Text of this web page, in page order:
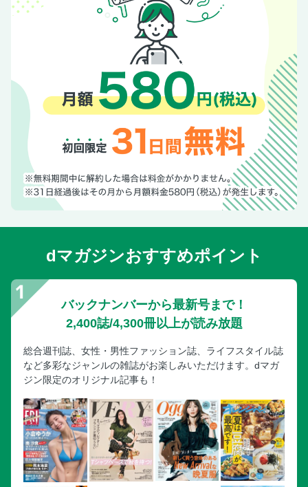
dマガジンおすすめポイント
バックナンバーから最新号まで！
2,400誌/4,300冊以上が読み放題
総合週刊誌、女性・男性ファッション誌、ライフスタイル誌
など多彩なジャンルの雑誌がお楽しみいただけます。dマガ
ジン限定のオリジナル記事も！